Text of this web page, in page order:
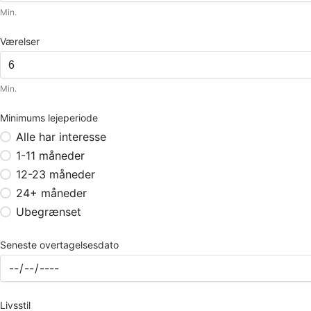
Min.
Værelser
Min.
Minimums lejeperiode
Alle har interesse
1-11 måneder
12-23 måneder
24+ måneder
Ubegrænset
Seneste overtagelsesdato
Livsstil